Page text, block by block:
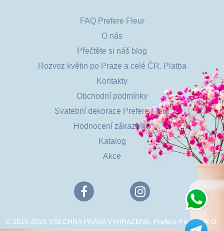
FAQ Prefere Fleur
O nás
Přečtěte si náš blog
Rozvoz květin po Praze a celé ČR. Platba
Kontakty
Obchodní podmínky
Svatební dekorace Prefere Fleur
Hodnocení zákazníků
Katalog
Akce
© 2015-2026 VŠECHNA PRÁVA VYHRAZENA. Prefere Fleur S.R.O.